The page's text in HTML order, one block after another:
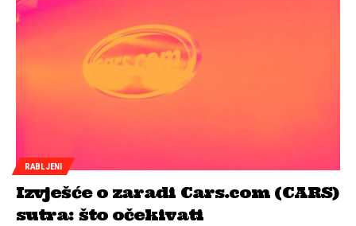
RABLJENI
Izvješće o zaradi Cars.com (CARS)
sutra: što očekivati